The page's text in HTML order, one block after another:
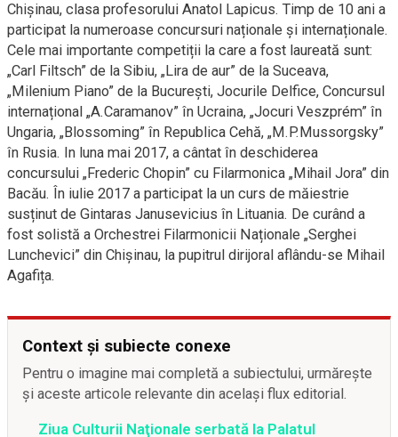
Chişinau, clasa profesorului Anatol Lapicus. Timp de 10 ani a
participat la numeroase concursuri naționale și internaționale.
Cele mai importante competiții la care a fost laureată sunt:
„Carl Filtsch” de la Sibiu, „Lira de aur” de la Suceava,
„Milenium Piano” de la Bucureşti, Jocurile Delfice, Concursul
internațional „A.Caramanov” în Ucraina, „Jocuri Veszprém” în
Ungaria, „Blossoming” în Republica Cehă, „M.P.Mussorgsky”
în Rusia. In luna mai 2017, a cântat în deschiderea
concursului „Frederic Chopin” cu Filarmonica „Mihail Jora” din
Bacău. În iulie 2017 a participat la un curs de măiestrie
susținut de Gintaras Janusevicius în Lituania. De curând a
fost solistă a Orchestrei Filarmonicii Naționale „Serghei
Lunchevici” din Chișinau, la pupitrul dirijoral aflându-se Mihail
Agafița.
Context și subiecte conexe
Pentru o imagine mai completă a subiectului, urmărește
și aceste articole relevante din același flux editorial.
Ziua Culturii Naţionale serbată la Palatul